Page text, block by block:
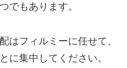
でもあります。
はフィルミーに任せて、
に集中してください。